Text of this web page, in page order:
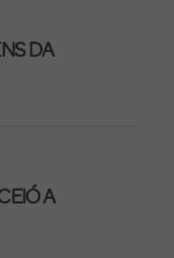
DA
A